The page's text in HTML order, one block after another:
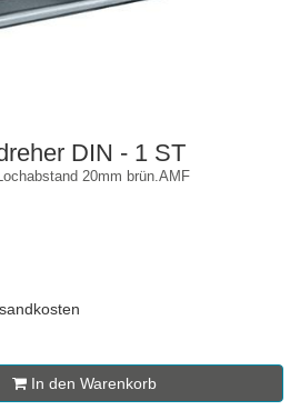
DIN - 1 ST
20mm brün.AMF
In den Warenkorb